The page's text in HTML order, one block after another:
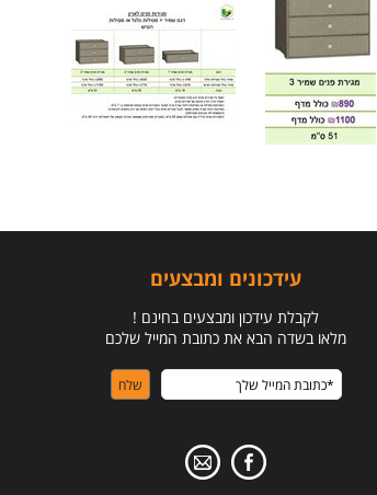
עידכונים ומבצעים
לקבלת עידכון ומבצעים בחינם !
מלאו בשדה הבא את כתובת המייל שלכם